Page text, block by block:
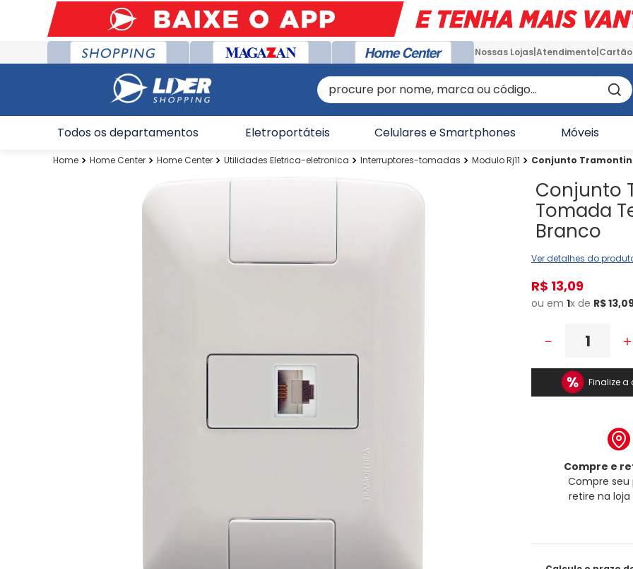
Nossas Lojas Atendimento Cartão
procure por nome, marca ou código...
Todos os departamentos Eletroportáteis Celulares e Smartphones Móveis
Home Center Home Center Utilidades Eletrica-eletronica Interruptores-tomadas Modulo Rj11 Conjunto
Conjunto
Tomada
Branco
Ver detalhes do
R$ 13,09
ou em1x de R$13,
＋
－
Finalize
Compre e
Compre seu
retire na